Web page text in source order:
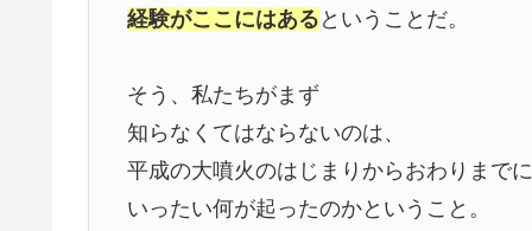
経験がここにはある ということだ。
そう、私たちがまず
知らなくてはならないのは、
平成の大噴火のはじまりからおわりまで
いったい何が起ったのかということ。